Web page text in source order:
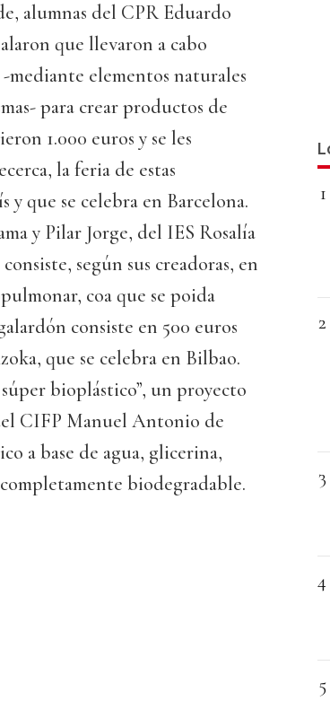
alumnas del CPR Eduardo
que llevaron a cabo
elementos naturales
para crear productos de
1.000 euros y se les
la feria de estas
y que se celebra en Barcelona.
y Pilar Jorge, del IES Rosalía
según sus creadoras, en
coa que se poida
consiste en 500 euros
que se celebra en Bilbao.
bioplástico”, un proyecto
CIFP Manuel Antonio de
a base de agua, glicerina,
biodegradable.